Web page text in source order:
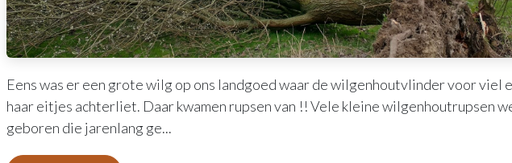
Eens was er een grote wilg op ons landgoed waar de wilgenhoutvlinder voor viel
haar eitjes achterliet. Daar kwamen rupsen van !! Vele kleine wilgenhoutrupsen
geboren die jarenlang ge...